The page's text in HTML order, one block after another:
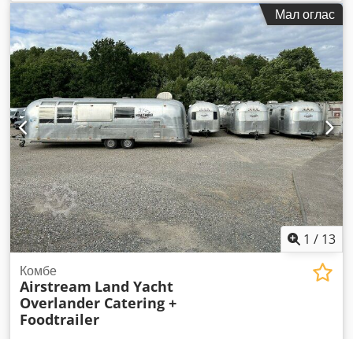
Мал оглас
1 / 13
Комбе
Airstream Land Yacht
Overlander Catering +
Foodtrailer